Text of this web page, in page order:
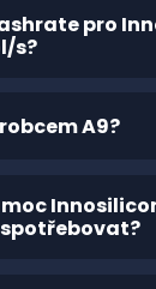
pro Innosilicon
s?
Kdo je výrobcem A9?